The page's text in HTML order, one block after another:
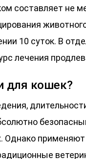
составляет не
10 суток. В
лечения
для кошек?
Однако применяют